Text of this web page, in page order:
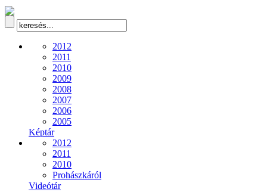
2012
2011
2010
2009
2008
2007
2006
2005
Képtár
2012
2011
2010
Prohászkáról
Videótár